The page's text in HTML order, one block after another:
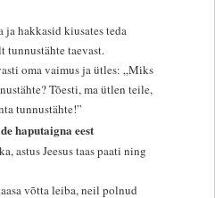
hakkasid kiusates teda
tunnustähte taevast.
oma vaimus ja ütles: „Miks
Tõesti, ma ütlen teile,
tunnustähte!”
haputaigna eest
astus Jeesus taas paati ning
võtta leiba, neil polnud